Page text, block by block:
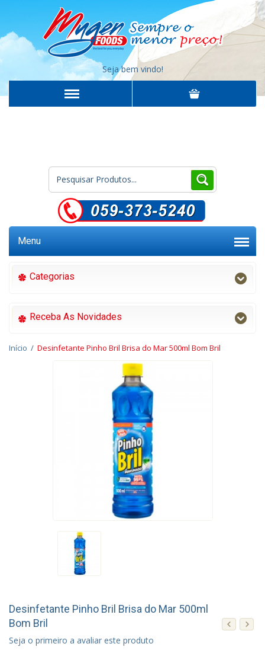
Seja bem vindo!
Menu
Categorias
Receba As Novidades
Início / Desinfetante Pinho Bril Brisa do Mar 500ml Bom Bril
Desinfetante Pinho Bril Brisa do Mar 500ml
Bom Bril
Seja o primeiro a avaliar este produto